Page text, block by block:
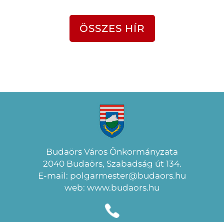
ÖSSZES HÍR
Budaörs Város Önkormányzata
2040 Budaörs, Szabadság út 134.
E-mail: polgarmester@budaors.hu
web: www.budaors.hu